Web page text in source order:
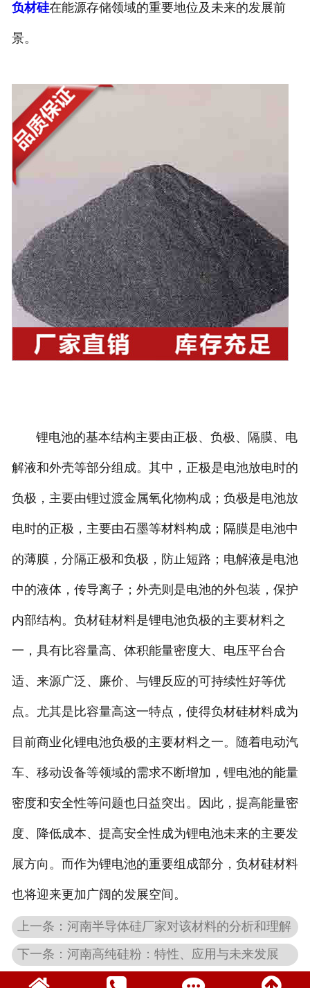
负材硅在能源存储领域的重要地位及未来的发展前
景。
锂电池的基本结构主要由正极、负极、隔膜、电
解液和外壳等部分组成。其中，正极是电池放电时的
负极，主要由锂过渡金属氧化物构成；负极是电池放
电时的正极，主要由石墨等材料构成；隔膜是电池中
的薄膜，分隔正极和负极，防止短路；电解液是电池
中的液体，传导离子；外壳则是电池的外包装，保护
内部结构。负材硅材料是锂电池负极的主要材料之
一，具有比容量高、体积能量密度大、电压平台合
适、来源广泛、廉价、与锂反应的可持续性好等优
点。尤其是比容量高这一特点，使得负材硅材料成为
目前商业化锂电池负极的主要材料之一。随着电动汽
车、移动设备等领域的需求不断增加，锂电池的能量
密度和安全性等问题也日益突出。因此，提高能量密
度、降低成本、提高安全性成为锂电池未来的主要发
展方向。而作为锂电池的重要组成部分，负材硅材料
也将迎来更加广阔的发展空间。
上一条：河南半导体硅厂家对该材料的分析和理解
下一条：河南高纯硅粉：特性、应用与未来发展